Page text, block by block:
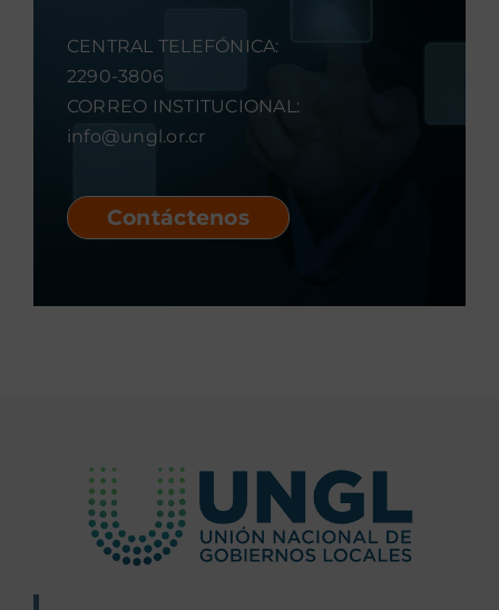
CENTRAL TELEFÓNICA:
2290-3806
CORREO INSTITUCIONAL:
info@ungl.or.cr
Contáctenos